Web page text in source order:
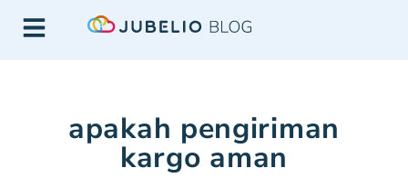
apakah pengiriman
kargo aman